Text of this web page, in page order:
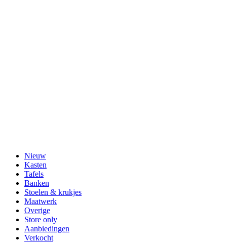
Nieuw
Kasten
Tafels
Banken
Stoelen & krukjes
Maatwerk
Overige
Store only
Aanbiedingen
Verkocht